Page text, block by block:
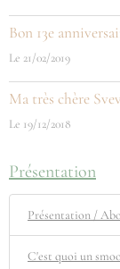
Bon 13e
Le 21/02/2019
Ma très chère
Le 19/12/2018
Présentation
Présentation /
C'est quoi un